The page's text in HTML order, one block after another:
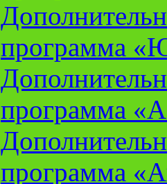
программа
программа
программа